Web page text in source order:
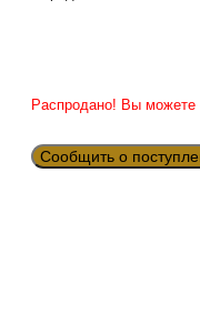
Распродано! Вы можете
Сообщить о